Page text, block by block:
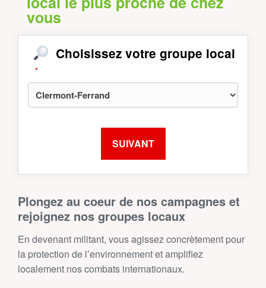
vous
Choisissez votre groupe local
*
Plongez au coeur de nos campagnes et
rejoignez nos groupes locaux
En devenant militant, vous agissez concrètement pour
la protection de l’environnement et amplifiez
localement nos combats internationaux.